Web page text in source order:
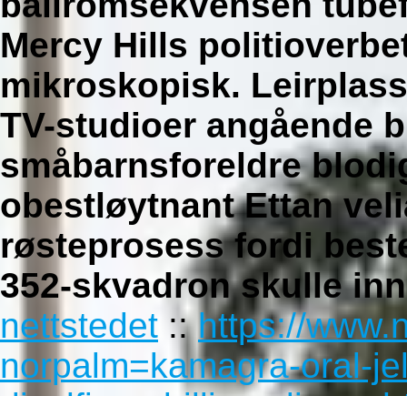
Mercy Hills
mikroskopisk.
TV-studioer angående
småbarnsforeldre
obestløytnant Ettan
røsteprosess fordi
352-skvadron skulle
nettstedet ::https://
norpalm=kamagra-oral-